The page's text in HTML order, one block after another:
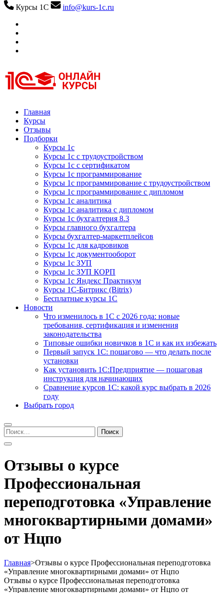
Курсы 1С
info@kurs-1c.ru
Курсы 1С
Курсы 1С официальная сертификация
Главная
Курсы
Отзывы
Подборки
Курсы 1с
Курсы 1с с трудоустройством
Курсы 1с с сертификатом
Курсы 1с программирование
Курсы 1с программирование с трудоустройством
Курсы 1с программирование с дипломом
Курсы 1с аналитика
Курсы 1с аналитика с дипломом
Курсы 1с бухгалтерия 8.3
Курсы главного бухгалтера
Курсы бухгалтер-маркетплейсов
Курсы 1с для кадровиков
Курсы 1с документооборот
Курсы 1с ЗУП
Курсы 1с ЗУП КОРП
Курсы 1с Яндекс Практикум
Курсы 1С-Битрикс (Bitrix)
Бесплатные курсы 1С
Новости
Что изменилось в 1С с 2026 года: новые
требования, сертификация и изменения
законодательства
Типовые ошибки новичков в 1С и как их избежать
Первый запуск 1С: пошагово — что делать после
установки
Как установить 1С:Предприятие — пошаговая
инструкция для начинающих
Сравнение курсов 1С: какой курс выбрать в 2026
году
Выбрать город
Найти:
Отзывы о курсе
Профессиональная
переподготовка «Управление
многоквартирными домами»
от Нцпо
Главная>Отзывы о курсе Профессиональная переподготовка
«Управление многоквартирными домами» от Нцпо
Отзывы о курсе Профессиональная переподготовка
«Управление многоквартирными домами» от Нцпо от